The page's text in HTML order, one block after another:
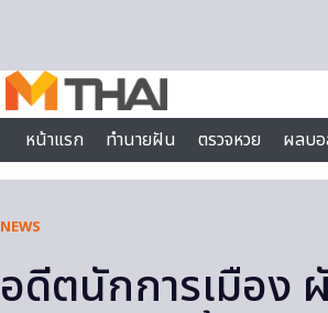
หน้าแรก
ทำนายฝัน ตรวจหวย ผลบ
ไลฟ์สไตล์
NEWS
อดีตนักการเมือง